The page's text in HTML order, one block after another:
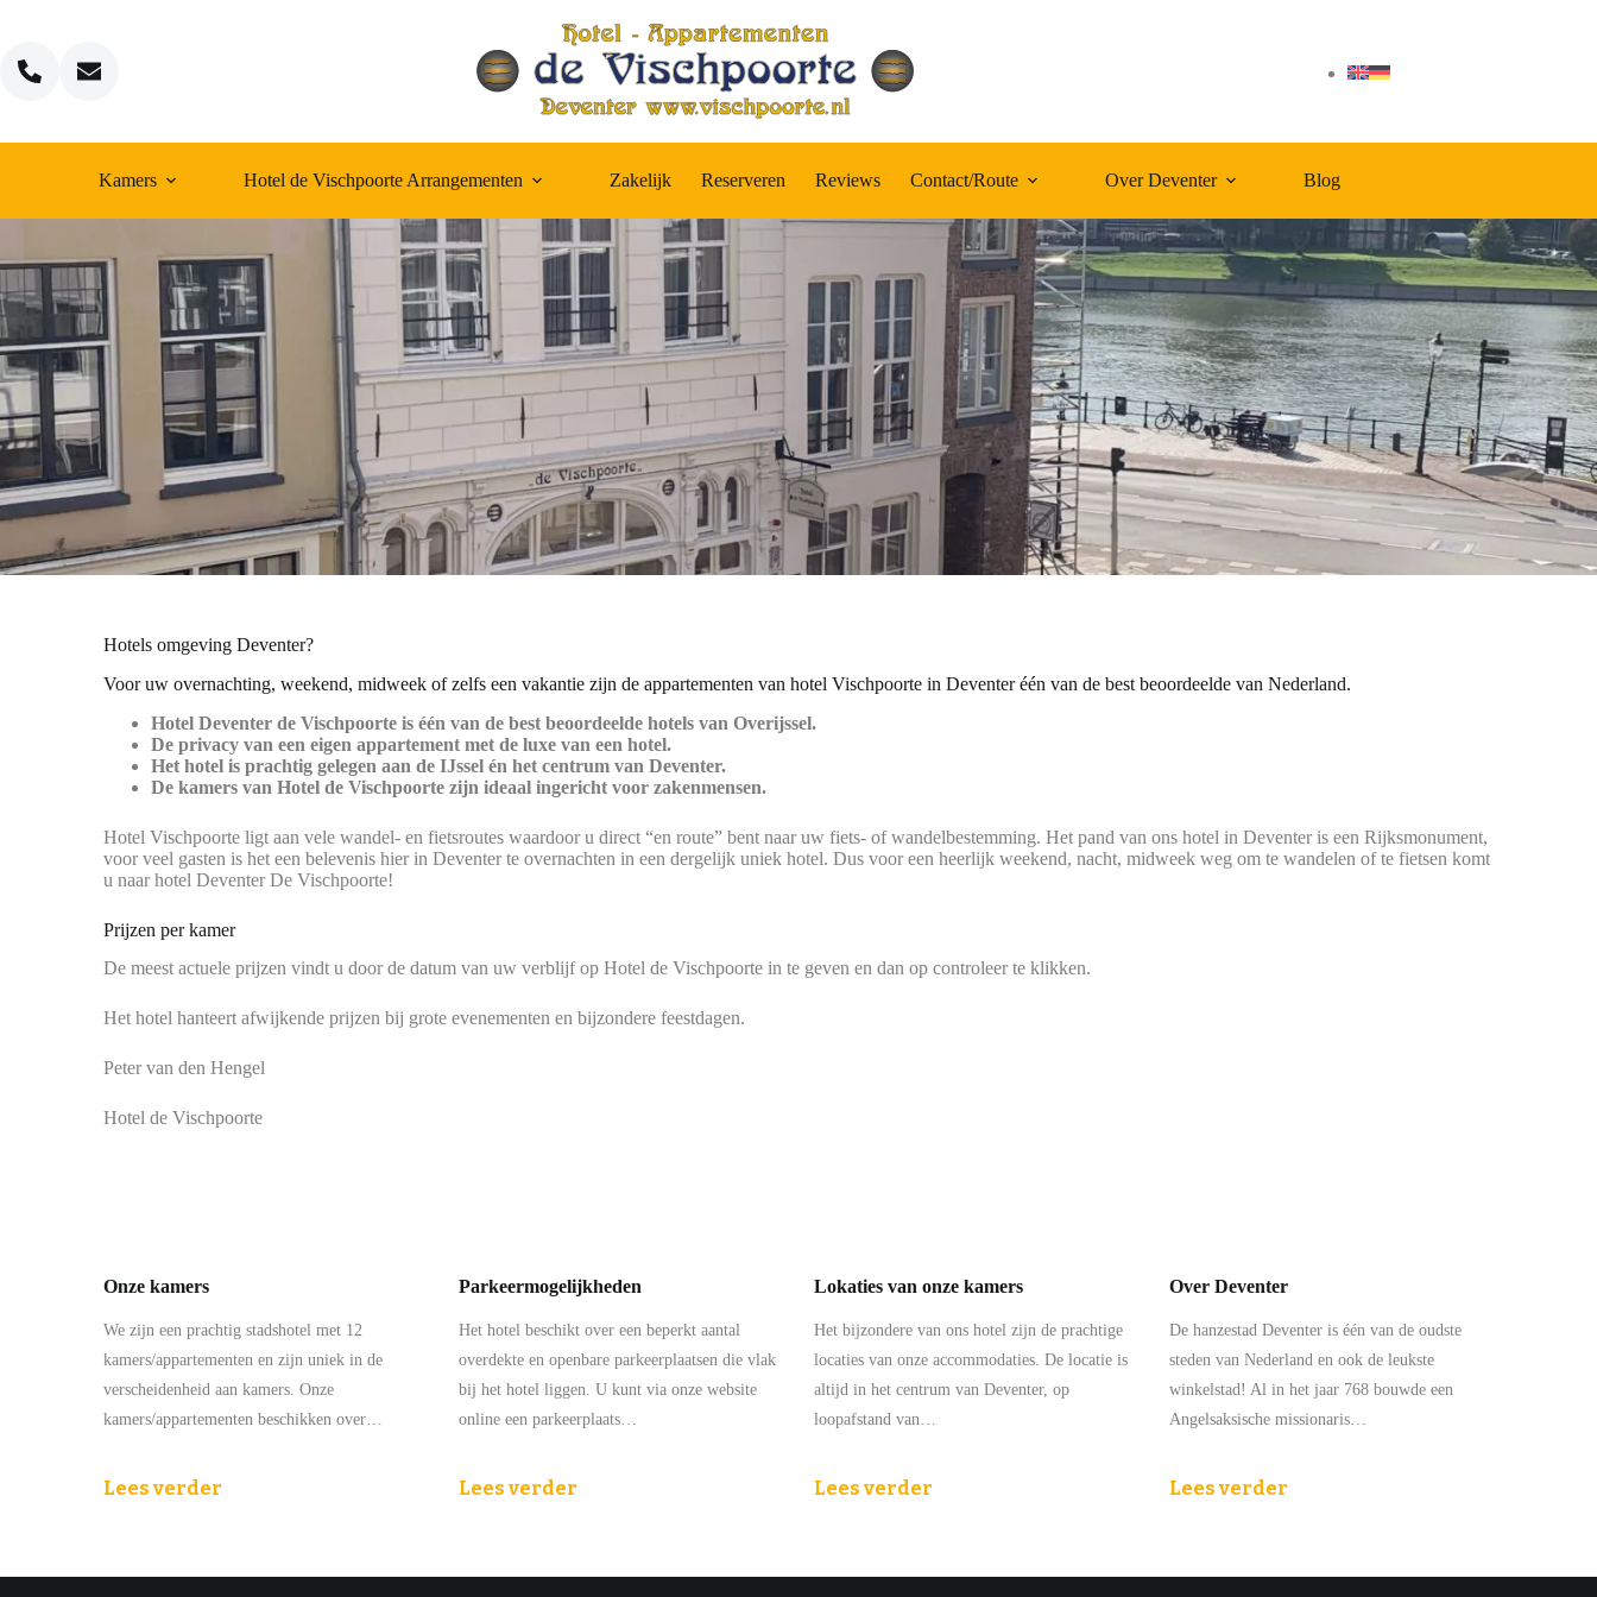
inhoud
Kamers Hotel de Vischpoorte Arrangementen Zakelijk Reserveren Reviews Contact/Route Over Deventer Blog
Hotels omgeving Deventer?
Voor uw overnachting, weekend, midweek of zelfs een vakantie zijn de appartementen van hotel Vischpoorte in Deventer één van de best beoordeelde van Nederland.
Hotel Deventer de Vischpoorte is één van de best beoordeelde hotels van Overijssel.
De privacy van een eigen appartement met de luxe van een hotel.
Het hotel is prachtig gelegen aan de IJssel én het centrum van Deventer.
De kamers van Hotel de Vischpoorte zijn ideaal ingericht voor zakenmensen.
Hotel Vischpoorte ligt aan vele wandel- en fietsroutes waardoor u direct “en route” bent naar uw fiets- of wandelbestemming. Het pand van ons hotel in Deventer is een Rijksmonument,
voor veel gasten is het een belevenis hier in Deventer te overnachten in een dergelijk uniek hotel. Dus voor een heerlijk weekend, nacht, midweek weg om te wandelen of te fietsen komt
u naar hotel Deventer De Vischpoorte!
Prijzen per kamer
De meest actuele prijzen vindt u door de datum van uw verblijf op Hotel de Vischpoorte in te geven en dan op controleer te klikken.
Het hotel hanteert afwijkende prijzen bij grote evenementen en bijzondere feestdagen.
Peter van den Hengel
Hotel de Vischpoorte
Onze kamers
We zijn een prachtig stadshotel met 12
kamers/appartementen en zijn uniek in de
verscheidenheid aan kamers. Onze
kamers/appartementen beschikken over…
Lees verder
Parkeermogelijkheden
Het hotel beschikt over een beperkt aantal
overdekte en openbare parkeerplaatsen die vlak
bij het hotel liggen. U kunt via onze website
online een parkeerplaats…
Lees verder
Lokaties van onze kamers
Het bijzondere van ons hotel zijn de prachtige
locaties van onze accommodaties. De locatie is
altijd in het centrum van Deventer, op
loopafstand van…
Lees verder
Over Deventer
De hanzestad Deventer is één van de oudste
steden van Nederland en ook de leukste
winkelstad! Al in het jaar 768 bouwde een
Angelsaksische missionaris…
Lees verder